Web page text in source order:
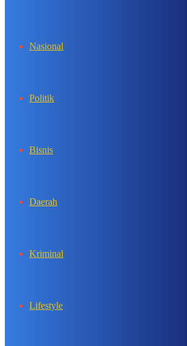
Nasional
Politik
Bisnis
Daerah
Kriminal
Lifestyle